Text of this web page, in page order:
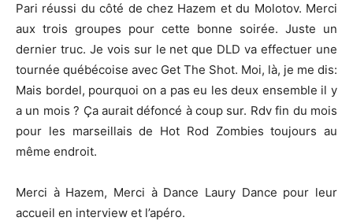
Pari réussi du côté de chez Hazem et du Molotov. Merci
aux trois groupes pour cette bonne soirée. Juste un
dernier truc. Je vois sur le net que DLD va effectuer une
tournée québécoise avec Get The Shot. Moi, là, je me dis:
Mais bordel, pourquoi on a pas eu les deux ensemble il y
a un mois ? Ça aurait défoncé à coup sur. Rdv fin du mois
pour les marseillais de Hot Rod Zombies toujours au
même endroit.
Merci à Hazem, Merci à Dance Laury Dance pour leur
accueil en interview et l’apéro.